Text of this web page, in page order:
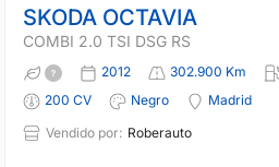
SKODA OCTAVIA
COMBI 2.0 TSI DSG RS
2012 302.900 Km
200 CV
Negro
Madrid
Vendido por: Roberauto